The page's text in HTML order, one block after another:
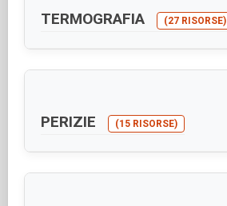
TERMOGRAFIA (27 RISORSE)
PERIZIE (15 RISORSE)